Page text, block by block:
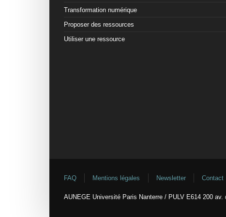
Transformation numérique
Proposer des ressources
Utiliser une ressource
FAQ Mentions légales Newsletter Contact
AUNEGE Université Paris Nanterre / PULV E614 200 av.